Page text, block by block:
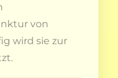
von
wird sie zur